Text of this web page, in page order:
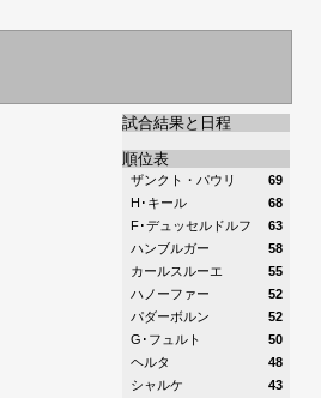
試合結果と日程
順位表
ザンクト・パウリ
69
H･キール
68
F･デュッセルドルフ
63
ハンブルガー
58
カールスルーエ
55
ハノーファー
52
パダーボルン
52
G･フュルト
50
ヘルタ
48
シャルケ
43